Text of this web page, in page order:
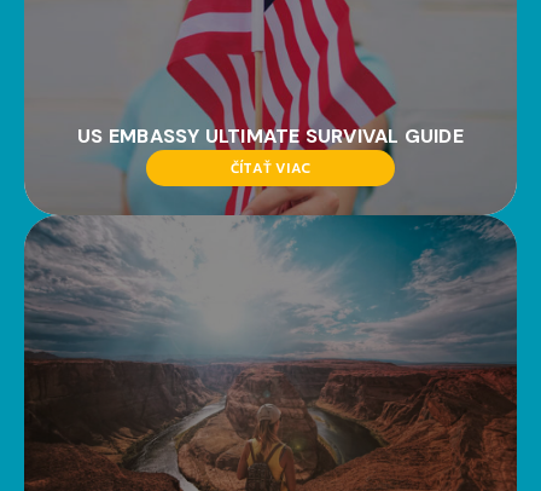
US EMBASSY ULTIMATE SURVIVAL GUIDE
ČÍTAŤ VIAC